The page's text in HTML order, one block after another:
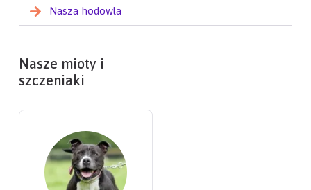
Nasza hodowla
Nasze mioty i
szczeniaki